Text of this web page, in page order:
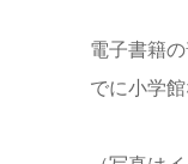
電子書籍
でに小学